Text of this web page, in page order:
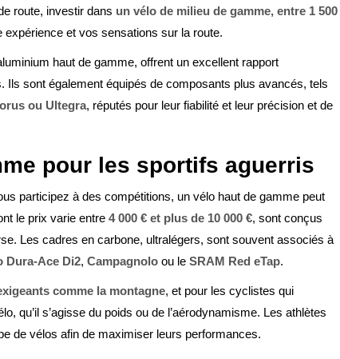
route, investir dans un vélo de milieu de gamme, entre 1 500
et vos sensations sur la route.
haut de gamme, offrent un excellent rapport
Ils sont également équipés de composants plus avancés, tels
ou Ultegra, réputés pour leur fiabilité et leur précision et de
pour les sportifs aguerris
participez à des compétitions, un vélo haut de gamme peut
le prix varie entre 4 000 € et plus de 10 000 €, sont conçus
Les cadres en carbone, ultralégers, sont souvent associés à
Dura-Ace Di2, Campagnolo ou le SRAM Red eTap.
comme la montagne, et pour les cyclistes qui
qu’il s’agisse du poids ou de l’aérodynamisme. Les athlètes
de vélos afin de maximiser leurs performances.